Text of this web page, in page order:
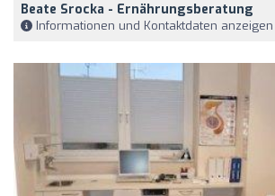
Beate Srocka - Ernährungsberatung
Informationen und Kontaktdaten anzeigen